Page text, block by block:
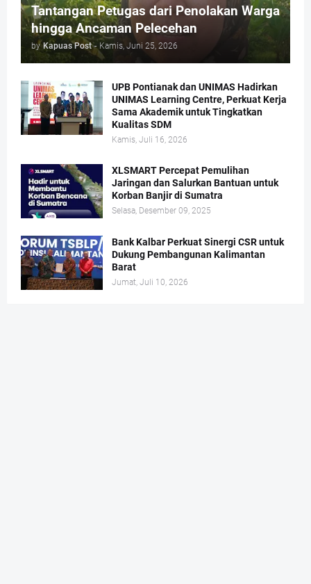
Tantangan Petugas dari Penolakan Warga
hingga Ancaman Pelecehan
by Kapuas Post - Kamis, Juni 25, 2026
UPB Pontianak dan UNIMAS Hadirkan
UNIMAS Learning Centre, Perkuat Kerja
Sama Akademik untuk Tingkatkan
Kualitas SDM
Kamis, Juli 16, 2026
XLSMART Percepat Pemulihan
Jaringan dan Salurkan Bantuan untuk
Korban Banjir di Sumatra
Selasa, Desember 09, 2025
Bank Kalbar Perkuat Sinergi CSR untuk
Dukung Pembangunan Kalimantan
Barat
Jumat, Juli 10, 2026